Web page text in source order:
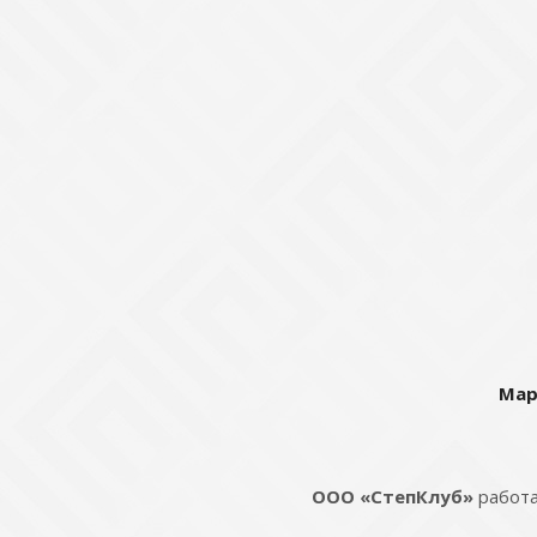
ООО «СтепКлуб»